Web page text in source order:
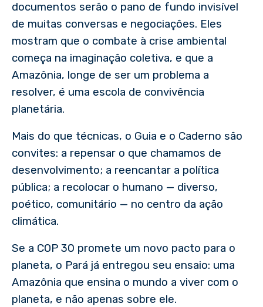
documentos serão o pano de fundo invisível
de muitas conversas e negociações. Eles
mostram que o combate à crise ambiental
começa na imaginação coletiva, e que a
Amazônia, longe de ser um problema a
resolver, é uma escola de convivência
planetária.
Mais do que técnicas, o Guia e o Caderno são
convites: a repensar o que chamamos de
desenvolvimento; a reencantar a política
pública; a recolocar o humano — diverso,
poético, comunitário — no centro da ação
climática.
Se a COP 30 promete um novo pacto para o
planeta, o Pará já entregou seu ensaio: uma
Amazônia que ensina o mundo a viver com o
planeta, e não apenas sobre ele.